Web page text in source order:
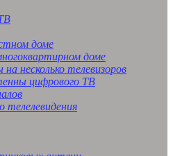
доме
доме
несколько телевизоров
цифрового ТВ
телелевидения